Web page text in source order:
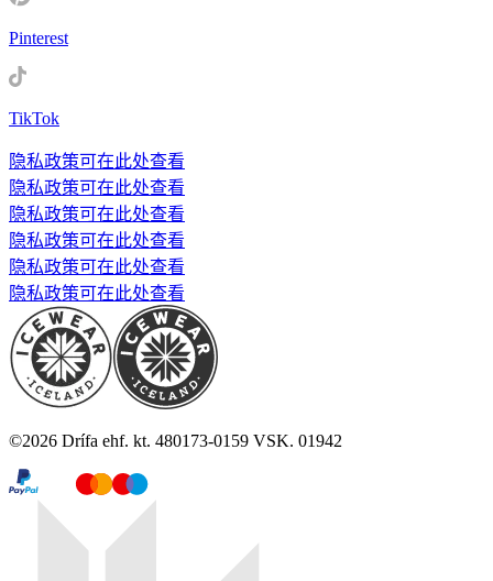
Pinterest
TikTok
隐私政策可在此处查看
隐私政策可在此处查看
隐私政策可在此处查看
隐私政策可在此处查看
隐私政策可在此处查看
隐私政策可在此处查看
©2026 Drífa ehf. kt. 480173-0159 VSK. 01942